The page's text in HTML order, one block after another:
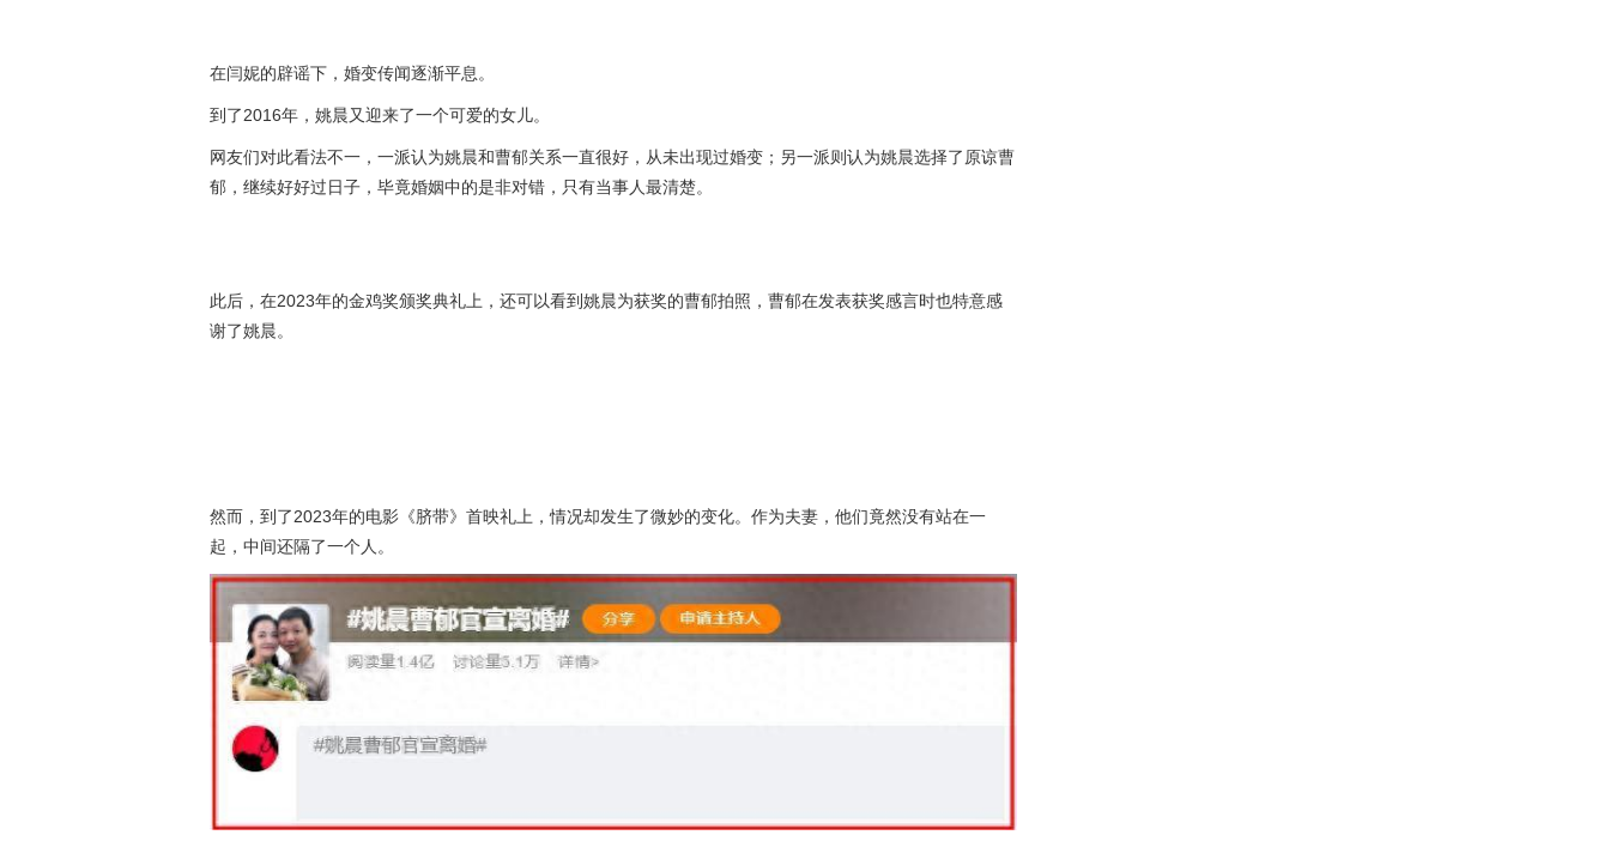
在闫妮的辟谣下，婚变传闻逐渐平息。
到了2016年，姚晨又迎来了一个可爱的女儿。
网友们对此看法不一，一派认为姚晨和曹郁关系一直很好，从未出现过婚变；另一派则认为姚晨选择了原谅曹
郁，继续好好过日子，毕竟婚姻中的是非对错，只有当事人最清楚。
此后，在2023年的金鸡奖颁奖典礼上，还可以看到姚晨为获奖的曹郁拍照，曹郁在发表获奖感言时也特意感
谢了姚晨。
然而，到了2023年的电影《脐带》首映礼上，情况却发生了微妙的变化。作为夫妻，他们竟然没有站在一
起，中间还隔了一个人。